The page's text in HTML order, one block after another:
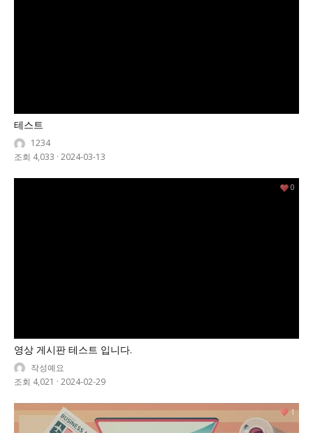
테스트
1234
조회 4,033 · 2024-03-13
영상 게시판 테스트 입니다.
작성예요
조회 4,021 · 2024-02-29
0
1